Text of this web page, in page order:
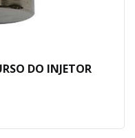
DO INJETOR